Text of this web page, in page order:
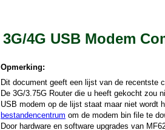
3G/4G USB Modem
Opmerking:
Dit document geeft een lijst van de recentste
De 3G/3.75G Router die u heeft gekocht zou
USB modem op de lijst staat maar niet wordt
bestandencentrum om de modem bin file te
Door hardware en software upgrades van